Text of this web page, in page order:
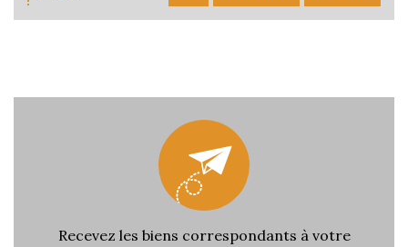
Recevez les biens correspondants à votre